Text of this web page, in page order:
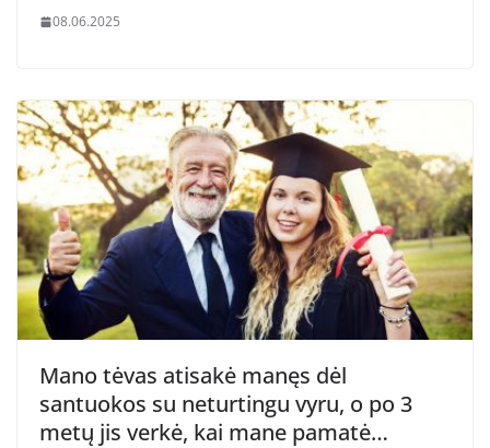
08.06.2025
Mano tėvas atisakė manęs dėl
santuokos su neturtingu vyru, o po 3
metų jis verkė, kai mane pamatė…